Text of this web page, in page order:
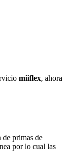
miiflex, ahora
de primas de
por lo cual las